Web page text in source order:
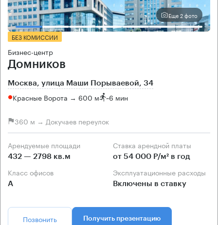
Еще 2 фото
БЕЗ КОМИССИИ
Бизнес-центр
Домников
Москва, улица Маши Порываевой, 34
Красные Ворота → 600 м ~6 мин
360 м → Докучаев переулок
Арендуемые площади
432 — 2798 кв.м
Ставка арендной платы
от 54 000 Р/м² в год
Класс офисов
А
Эксплуатационные расходы
Включены в ставку
Позвонить Получить презентацию